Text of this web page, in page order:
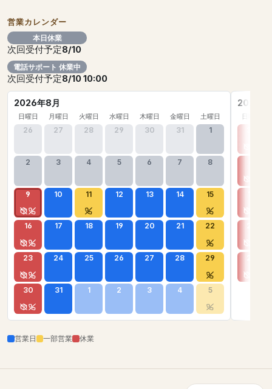
営業カレンダー
本日休業
次回受付予定8/10
電話サポート 休業中
次回受付予定8/10 10:00
2026年8月
日曜日 月曜日 火曜日 水曜日 木曜日 金曜日 土曜日
26 27 28 29 30 31 1
2 3 4 5 6 7 8
9 10 11 12 13 14 15
16 17 18 19 20 21 22
23 24 25 26 27 28 29
30 31 1 2 3 4 5
2026年
日曜日
営業日 一部営業 休業